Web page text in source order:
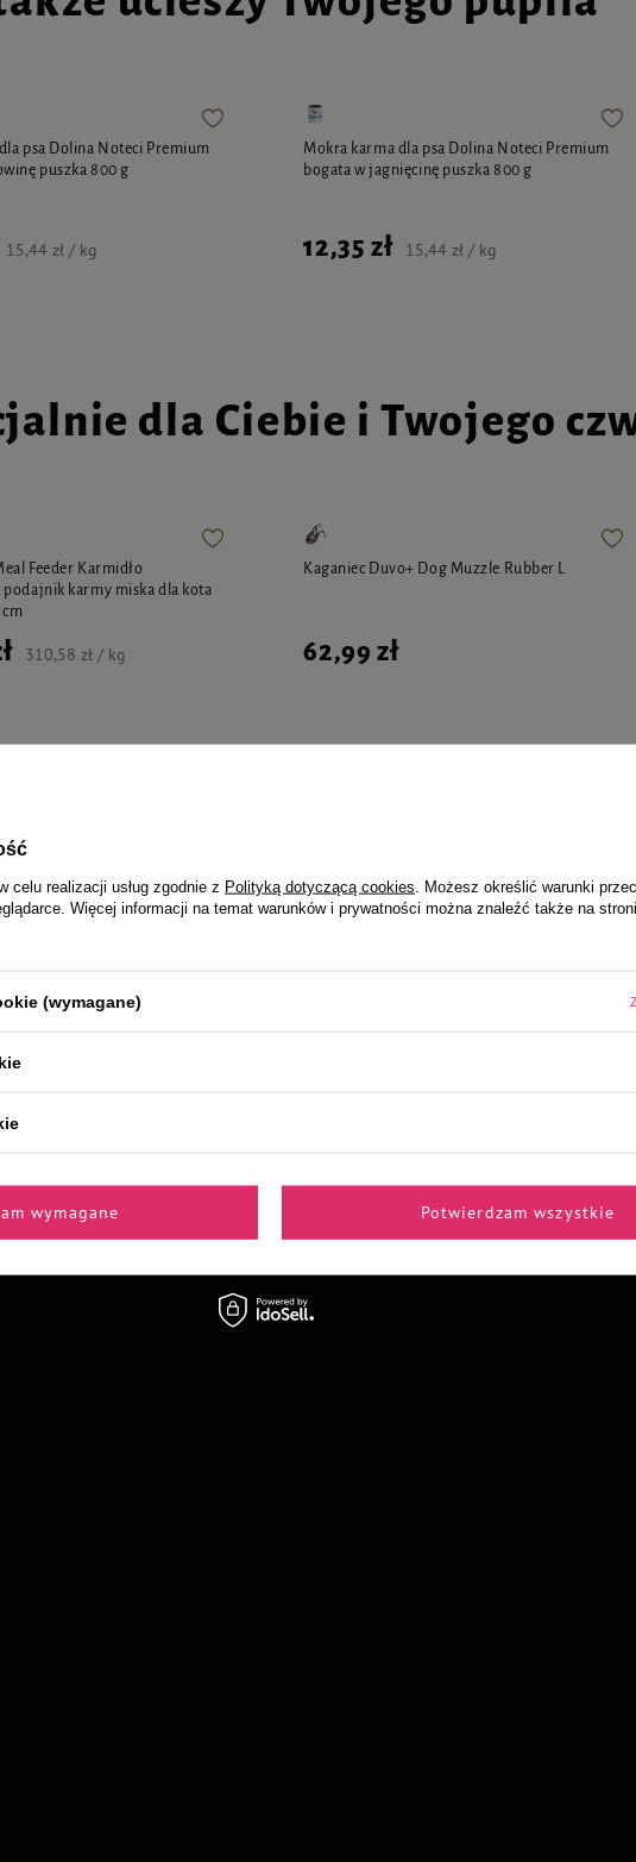
psa Dolina Noteci Premium
puszka 800 g
15,44 zł / kg
Mokra karma dla psa Dolina Noteci Premium
bogata w jagnięcinę puszka 800 g
12,35 zł 15,44 zł / kg
dla Ciebie i Twojego
Feeder Karmidło
karmy miska dla kota
310,58 zł / kg
Kaganiec Duvo+ Dog Muzzle Rubber L
62,99 zł
polecane przez naszych
i kleszczom dla psów S 3
27,33 zł / szt.
Z naszego bloga
celu realizacji usług zgodnie z Polityką dotyczącą cookies . Możesz określić warunki
Więcej informacji na temat warunków i prywatności można znaleźć także na
(wymagane)
wymagane Potwierdzam wszystkie